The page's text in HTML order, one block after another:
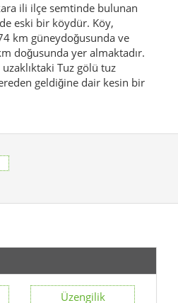
ili ilçe semtinde bulunan
eski bir köydür. Köy,
km güneydoğusunda ve
doğusunda yer almaktadır.
Tuz gölü tuz
geldiğine dair kesin bir
Üzengilik